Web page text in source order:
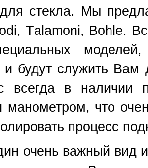
стекла. Мы
Talamoni, Bohle.
и будут служить Вам
всегда в наличии
манометром, что
процесс
очень важный вид